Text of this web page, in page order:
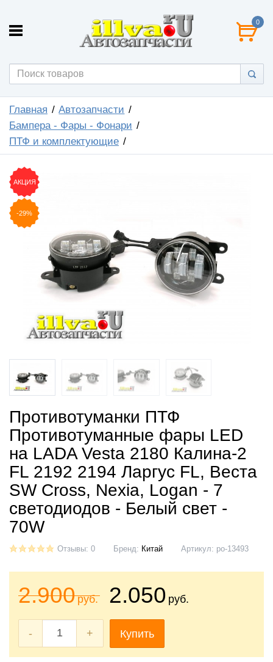
0
Главная
Автозапчасти
Бампера - Фары - Фонари
ПТФ и комплектующие
АКЦИЯ
-29%
Противотуманки ПТФ
Противотуманные фары LED
на LADA Vesta 2180 Калина-2
FL 2192 2194 Ларгус FL, Веста
SW Cross, Nexia, Logan - 7
светодиодов - Белый свет -
70W
Отзывы: 0 Бренд: Китай Артикул: po-13493
2.900руб. 2.050 руб.
- + Купить